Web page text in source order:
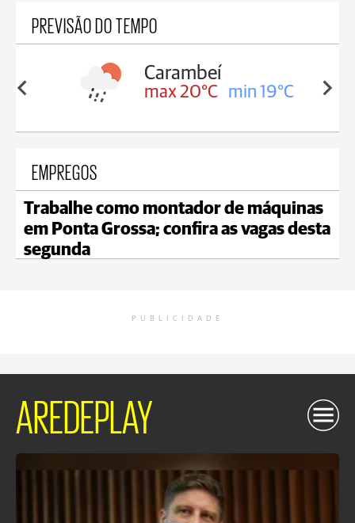
PREVISÃO DO TEMPO
min 19°C
Jaguariaíva
max 18°C min 18°C
EMPREGOS
Trabalhe como montador de máquinas
em Ponta Grossa; confira as vagas desta
segunda
PUBLICIDADE
AREDEPLAY